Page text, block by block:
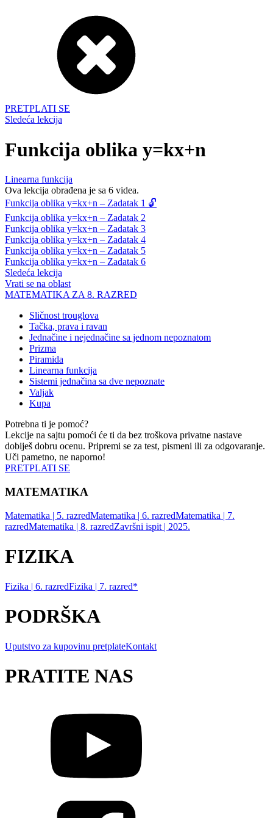
PRETPLATI SE
Sledeća lekcija
Funkcija oblika y=kx+n
Linearna funkcija
Ova lekcija obrađena je sa 6 videa.
Funkcija oblika y=kx+n – Zadatak 1 🔓
Funkcija oblika y=kx+n – Zadatak 2
Funkcija oblika y=kx+n – Zadatak 3
Funkcija oblika y=kx+n – Zadatak 4
Funkcija oblika y=kx+n – Zadatak 5
Funkcija oblika y=kx+n – Zadatak 6
Sledeća lekcija
Vrati se na oblast
MATEMATIKA ZA 8. RAZRED
Sličnost trouglova
Tačka, prava i ravan
Jednačine i nejednačine sa jednom nepoznatom
Prizma
Piramida
Linearna funkcija
Sistemi jednačina sa dve nepoznate
Valjak
Kupa
Potrebna ti je pomoć?
Lekcije na sajtu pomoći će ti da bez troškova privatne nastave
dobiješ dobru ocenu. Pripremi se za test, pismeni ili za odgovaranje.
Uči pametno, ne naporno!
PRETPLATI SE
MATEMATIKA
Matematika | 5. razredMatematika | 6. razredMatematika | 7.
razredMatematika | 8. razredZavršni ispit | 2025.
FIZIKA
Fizika | 6. razredFizika | 7. razred*
PODRŠKA
Uputstvo za kupovinu pretplateKontakt
PRATITE NAS